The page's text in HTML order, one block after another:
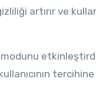
artırır ve
modunu
tercihine